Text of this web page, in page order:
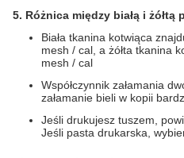
5. Różnica między białą i
Biała tkanina kotwiąca
mesh / cal, a żółta tkanina
mesh / cal
Współczynnik załamania
załamanie bieli w kopii
Jeśli drukujesz tuszem,
Jeśli pasta drukarska,